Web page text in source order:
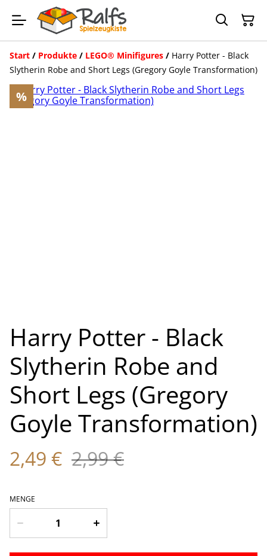
Start / Produkte / LEGO® Minifigures / Harry Potter - Black
Slytherin Robe and Short Legs (Gregory Goyle Transformation)
%
Harry Potter - Black
Slytherin Robe and
Short Legs (Gregory
Goyle Transformation)
2,49 € 2,99 €
MENGE